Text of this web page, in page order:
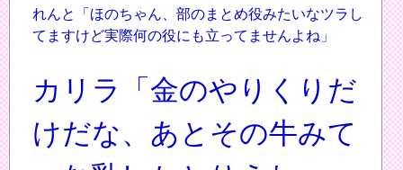
れんと「ほのちゃん、部のまとめ役みたいなツラし
てますけど実際何の役にも立ってませんよね」
カリラ「金のやりくりだ
けだな、あとその牛みて